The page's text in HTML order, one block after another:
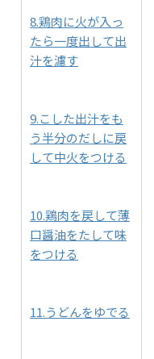
8.鶏肉に火が入っ
たら一度出して出
汁を濾す
9.こした出汁をも
う半分のだしに戻
して中火をつける
10.鶏肉を戻して薄
口醤油をたして味
をつける
11.うどんをゆでる